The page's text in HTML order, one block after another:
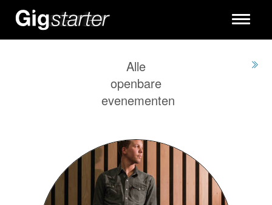
Toggle
Alle
openbare
evenementen